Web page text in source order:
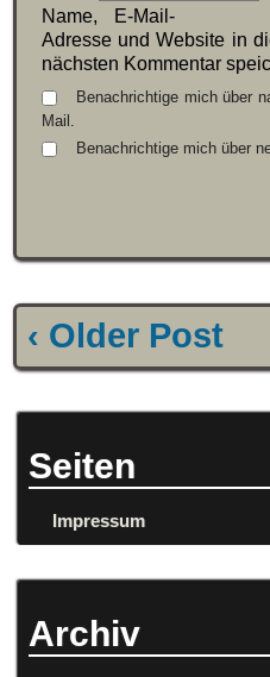
Name, E-Mail-
Adresse und Website in
nächsten Kommentar
Benachrichtige mich über
Mail.
Benachrichtige mich über
‹ Older Post
Seiten
Impressum
Archiv